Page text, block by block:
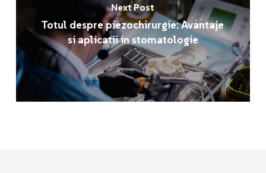
Next Post
Totul despre piezochirurgie: Avantaje
si aplicatii in stomatologie